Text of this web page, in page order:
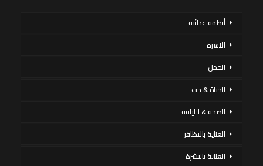
أنظمة غذائية
الاسرة
الحمل
الحياة & حب
الصحة & اللياقة
العناية بالاظافر
العناية بالبشرة